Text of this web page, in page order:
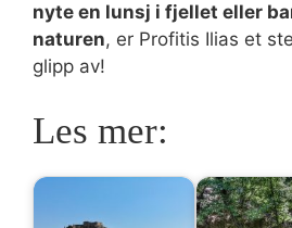
nyte en lunsj i fjellet eller
naturen, er Profitis Ilias et
glipp av!
Les mer: